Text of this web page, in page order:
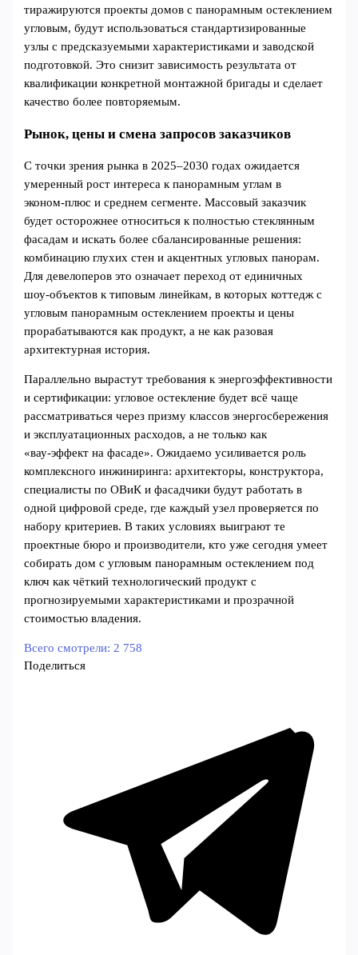
тиражируются проекты домов с панорамным остеклением
угловым, будут использоваться стандартизированные
узлы с предсказуемыми характеристиками и заводской
подготовкой. Это снизит зависимость результата от
квалификации конкретной монтажной бригады и сделает
качество более повторяемым.
Рынок, цены и смена запросов заказчиков
С точки зрения рынка в 2025–2030 годах ожидается
умеренный рост интереса к панорамным углам в
эконом‑плюс и среднем сегменте. Массовый заказчик
будет осторожнее относиться к полностью стеклянным
фасадам и искать более сбалансированные решения:
комбинацию глухих стен и акцентных угловых панорам.
Для девелоперов это означает переход от единичных
шоу‑объектов к типовым линейкам, в которых коттедж с
угловым панорамным остеклением проекты и цены
прорабатываются как продукт, а не как разовая
архитектурная история.
Параллельно вырастут требования к энергоэффективности
и сертификации: угловое остекление будет всё чаще
рассматриваться через призму классов энергосбережения
и эксплуатационных расходов, а не только как
«вау‑эффект на фасаде». Ожидаемо усиливается роль
комплексного инжиниринга: архитекторы, конструктора,
специалисты по ОВиК и фасадчики будут работать в
одной цифровой среде, где каждый узел проверяется по
набору критериев. В таких условиях выиграют те
проектные бюро и производители, кто уже сегодня умеет
собирать дом с угловым панорамным остеклением под
ключ как чёткий технологический продукт с
прогнозируемыми характеристиками и прозрачной
стоимостью владения.
Всего смотрели: 2 758
Поделиться